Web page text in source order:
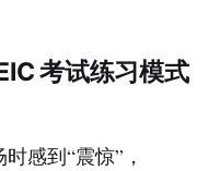
考试练习模式
感到“震惊”，